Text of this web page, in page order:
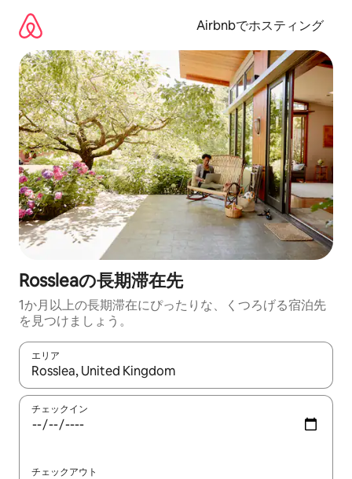
Airbnbでホスティング
Rossleaの長期滞在先
1か月以上の長期滞在にぴったりな、くつろげる宿泊先
を見つけましょう。
エリア
検索結果が表示されたら、上下の矢印キーを使って移動するか
チェックイン
チェックアウト